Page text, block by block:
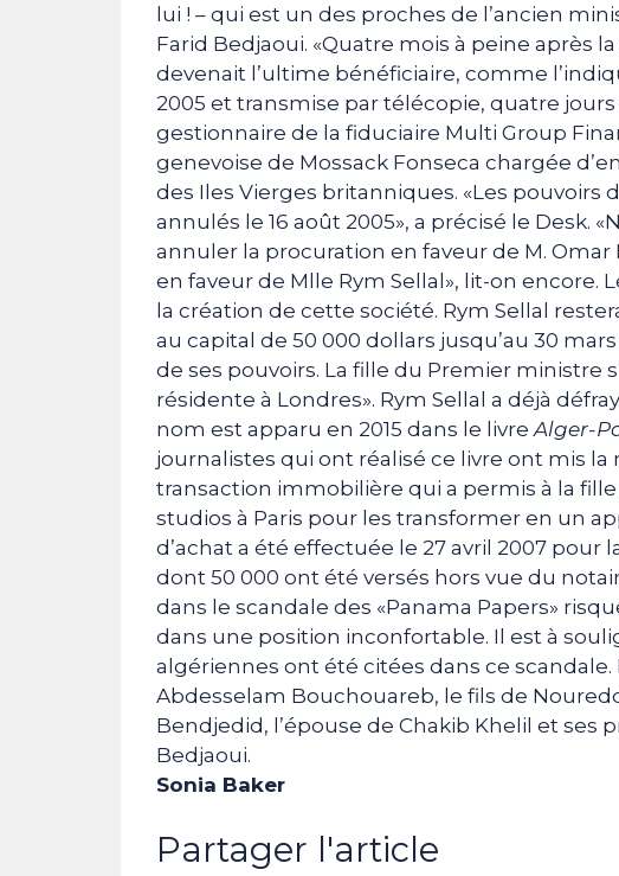
lui ! – qui est un des proches de l’ancien
Farid Bedjaoui. «Quatre mois à peine après
devenait l’ultime bénéficiaire, comme
2005 et transmise par télécopie, quatre
gestionnaire de la fiduciaire Multi Group
genevoise de Mossack Fonseca chargée
des Iles Vierges britanniques. «Les
annulés le 16 août 2005», a précisé le Desk.
annuler la procuration en faveur de M.
en faveur de Mlle Rym Sellal», lit-on encore.
la création de cette société. Rym Sellal
au capital de 50 000 dollars jusqu’au 30
de ses pouvoirs. La fille du Premier ministre
résidente à Londres». Rym Sellal a déjà
nom est apparu en 2015 dans le livre Alger-
journalistes qui ont réalisé ce livre ont mis
transaction immobilière qui a permis à la
studios à Paris pour les transformer en un
d’achat a été effectuée le 27 avril 2007
dont 50 000 ont été versés hors vue du
dans le scandale des «Panama Papers»
dans une position inconfortable. Il est à
algériennes ont été citées dans ce
Abdesselam Bouchouareb, le fils de
Bendjedid, l’épouse de Chakib Khelil et ses
Bedjaoui.
Sonia Baker
Partager l'article